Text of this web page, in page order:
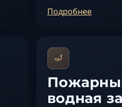
Подробнее
водная